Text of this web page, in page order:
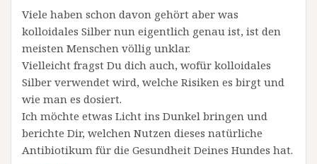
Viele haben schon davon gehört aber was
kolloidales Silber nun eigentlich genau ist, ist den
meisten Menschen völlig unklar.
Vielleicht fragst Du dich auch, wofür kolloidales
Silber verwendet wird, welche Risiken es birgt und
wie man es dosiert.
Ich möchte etwas Licht ins Dunkel bringen und
berichte Dir, welchen Nutzen dieses natürliche
Antibiotikum für die Gesundheit Deines Hundes hat.